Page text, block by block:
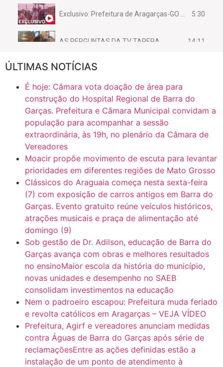
5:30
AS PERGUNTAS DA TV TAPERA 14:11
CASO SAIURY - SEM CORTES
Mini Ginásio de Aragarças- Só a bo$ta 6:31
ÚLTIMAS NOTÍCIAS
É hoje: Câmara vota doação de área para
construção do Hospital Regional de Barra do
Garças. Prefeitura e Câmara Municipal convidam a
população para acompanhar a sessão
extraordinária, às 19h, no plenário da Câmara de
Vereadores
Moacir propõe movimento de escuta para levantar
prioridades em diferentes regiões de Mato Grosso
Clássicos do Araguaia começa nesta sexta-feira
(7) com exposição de carros antigos em Barra do
Garças. Evento gratuito reúne veículos históricos,
atrações musicais e praça de alimentação até
domingo (9)
Sob gestão de Dr. Adilson, educação de Barra do
Garças avança com obras e melhores resultados
no ensinoMaior escola da história do município,
novas unidades e desempenho no SAEB
consolidam investimentos na educação
Nem o padroeiro escapou: Prefeitura muda feriado
e revolta católicos em Aragarças – VEJA VÍDEO
Prefeitura, Agirf e vereadores anunciam medidas
contra Águas de Barra do Garças após série de
reclamaçõesEntre as ações definidas estão a
instalação de um ponto de atendimento à